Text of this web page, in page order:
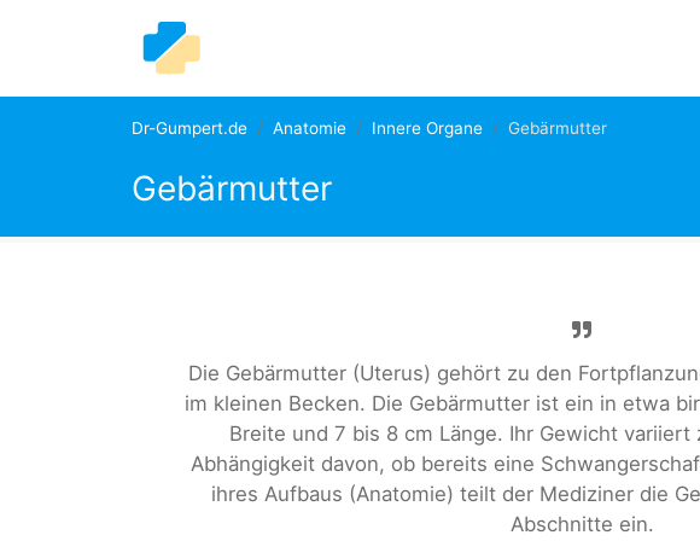
Dr-Gumpert.de Anatomie Innere Organe Gebärmutter
Gebärmutter
Die Gebärmutter (Uterus) gehört zu den
im kleinen Becken. Die Gebärmutter ist ein in etwa
Breite und 7 bis 8 cm Länge. Ihr Gewicht
Abhängigkeit davon, ob bereits eine
ihres Aufbaus (Anatomie) teilt der Mediziner die
Abschnitte ein.